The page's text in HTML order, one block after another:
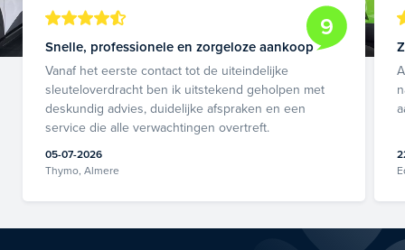
9
Snelle, professionele en zorgeloze aankoop
Vanaf het eerste contact tot de uiteindelijke
sleuteloverdracht ben ik uitstekend geholpen met
deskundig advies, duidelijke afspraken en een
service die alle verwachtingen overtreft.
05-07-2026
Thymo, Almere